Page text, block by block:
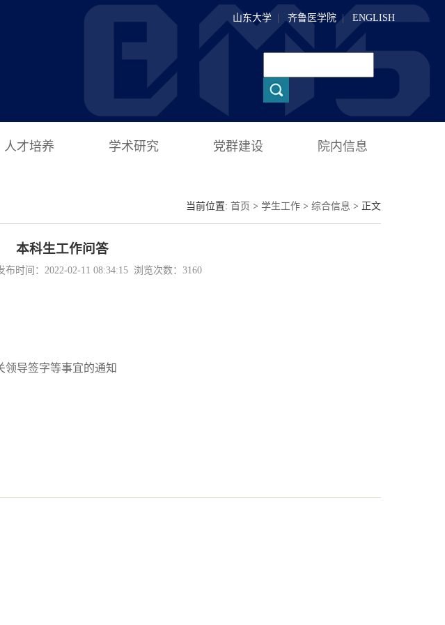
山东大学 齐鲁医学院 | ENGLISH
人才培养 学术研究 党群建设 院内信息
当前位置: 首页 > 学生工作 > 综合信息 > 正文
本科生工作问答
时间：2022-02-11 08:34:15 浏览次数： 3160
领导签字等事宜的通知